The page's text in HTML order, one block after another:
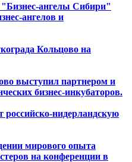
"Бизнес-ангелы Сибири"
ангелов и
Кольцово на
выступил партнером и
бизнес-инкубаторов.
нидерландскую
мирового опыта
на конференции в